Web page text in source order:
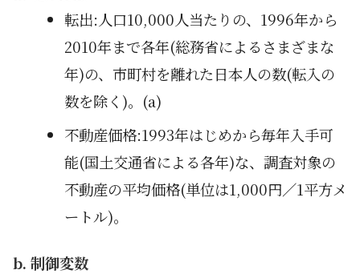
転出:人口10,000人当たりの、1996年から
2010年まで各年(総務省によるさまざまな
年)の、市町村を離れた日本人の数(転入の
数を除く)。(a)
不動産価格:1993年はじめから毎年入手可
能(国土交通省による各年)な、調査対象の
不動産の平均価格(単位は1,000円／1平方メ
ートル)。
b. 制御変数